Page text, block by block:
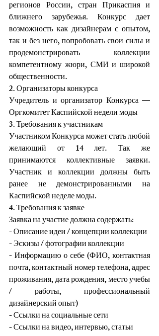
регионов России, стран Прикаспия и
ближнего зарубежья. Конкурс дает
возможность как дизайнерам с опытом,
так и без него, попробовать свои силы и
продемонстрировать коллекции
компетентному жюри, СМИ и широкой
общественности.
2. Организаторы конкурса
Учредитель и организатор Конкурса —
Оргкомитет Каспийской недели моды
3. Требования к участникам
Участником Конкурса может стать любой
желающий от 14 лет. Так же
принимаются коллективные заявки.
Участник и коллекции должны быть
ранее не демонстрированными на
Каспийской неделе моды.
4. Требования к заявке
Заявка на участие должна содержать:
- Описание идеи / концепции коллекции
- Эскизы / фотографии коллекции
- Информацию о себе (ФИО, контактная
почта, контактный номер телефона, адрес
проживания, дата рождения, место учебы
/ работы, профессиональный
дизайнерский опыт)
- Ссылки на социальные сети
- Ссылки на видео, интервью, статьи